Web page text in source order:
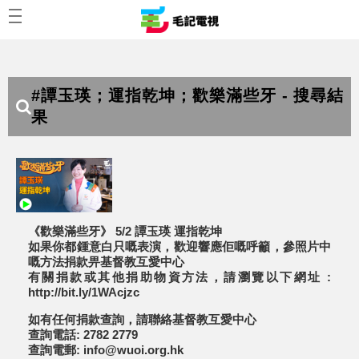
#譚玉瑛；運指乾坤；歡樂滿些牙 - 搜尋結
果
《歡樂滿些牙》 5/2 譚玉瑛 運指乾坤
如果你都鍾意白只嘅表演，歡迎響應佢嘅呼籲，參照片中
嘅方法捐款畀基督教互愛中心
有關捐款或其他捐助物資方法，請瀏覽以下網址 :
http://bit.ly/1WAcjzc
如有任何捐款查詢，請聯絡基督教互愛中心
查詢電話: 2782 2779
查詢電郵: info@wuoi.org.hk